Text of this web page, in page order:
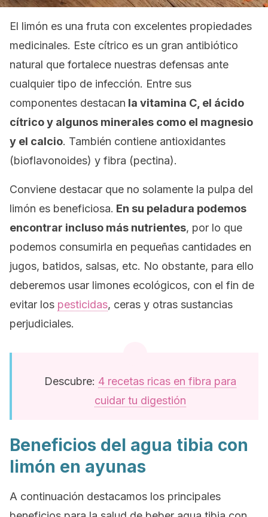
El limón es una fruta con excelentes propiedades
medicinales. Este cítrico es un gran antibiótico
natural que fortalece nuestras defensas ante
cualquier tipo de infección. Entre sus
componentes destacan la vitamina C, el ácido
cítrico y algunos minerales como el magnesio
y el calcio. También contiene antioxidantes
(bioflavonoides) y fibra (pectina).
Conviene destacar que no solamente la pulpa del
limón es beneficiosa. En su peladura podemos
encontrar incluso más nutrientes, por lo que
podemos consumirla en pequeñas cantidades en
jugos, batidos, salsas, etc. No obstante, para ello
deberemos usar limones ecológicos, con el fin de
evitar los pesticidas, ceras y otras sustancias
perjudiciales.
Descubre: 4 recetas ricas en fibra para
cuidar tu digestión
Beneficios del agua tibia con
limón en ayunas
A continuación destacamos los principales